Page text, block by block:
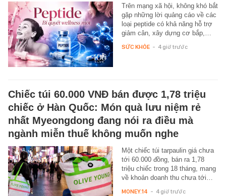
Trên mạng xã hội, không khó bắt
gặp những lời quảng cáo về các
loại peptide có khả năng hỗ trợ
giảm cân, xây dựng cơ bắp,…
SỨC KHỎE - 4 giờ trước
Chiếc túi 60.000 VNĐ bán được 1,78 triệu
chiếc ở Hàn Quốc: Món quà lưu niệm rẻ
nhất Myeongdong đang nói ra điều mà
ngành miễn thuế không muốn nghe
Một chiếc túi tarpaulin giá chưa
tới 60.000 đồng, bán ra 1,78
triệu chiếc trong 18 tháng, mang
về khoản doanh thu chưa tới…
MONEY.14 - 4 giờ trước